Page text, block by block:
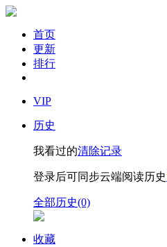
首页
更新
排行
VIP
历史
我看过的清除记录
登录后可同步云端阅读历史
全部历史(0)
收藏